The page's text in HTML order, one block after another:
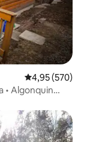
4,95 de uma
4,95 (570)
• Algonquin